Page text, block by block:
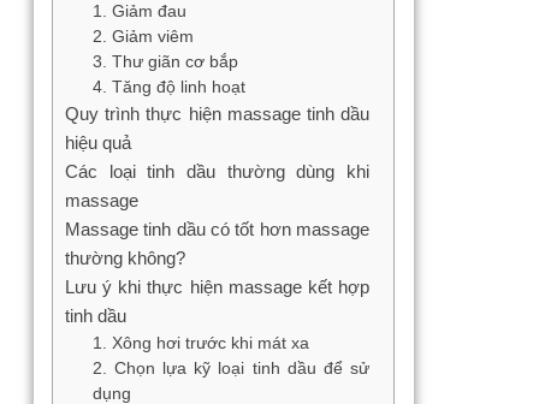
1. Giảm đau
2. Giảm viêm
3. Thư giãn cơ bắp
4. Tăng độ linh hoạt
Quy trình thực hiện massage tinh dầu
hiệu quả
Các loại tinh dầu thường dùng khi
massage
Massage tinh dầu có tốt hơn massage
thường không?
Lưu ý khi thực hiện massage kết hợp
tinh dầu
1. Xông hơi trước khi mát xa
2. Chọn lựa kỹ loại tinh dầu để sử
dụng